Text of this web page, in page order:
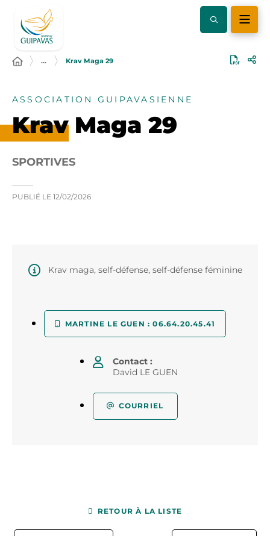
… Krav Maga 29
ASSOCIATION GUIPAVASIENNE
Krav Maga 29
SPORTIVES
PUBLIÉ LE 12/02/2026
Krav maga, self-défense, self-défense féminine
MARTINE LE GUEN : 06.64.20.45.41
Contact :
David LE GUEN
COURRIEL
RETOUR À LA LISTE